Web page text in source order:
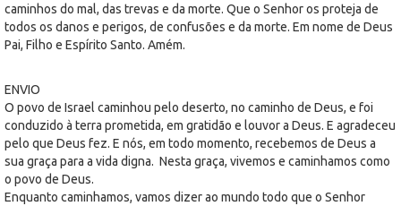
caminhos do mal, das trevas e da morte. Que o Senhor os proteja de
todos os danos e perigos, de confusões e da morte. Em nome de Deus
Pai, Filho e Espírito Santo. Amém.
ENVIO
O povo de Israel caminhou pelo deserto, no caminho de Deus, e foi
conduzido à terra prometida, em gratidão e louvor a Deus. E agradeceu
pelo que Deus fez. E nós, em todo momento, recebemos de Deus a
sua graça para a vida digna. Nesta graça, vivemos e caminhamos como
o povo de Deus.
Enquanto caminhamos, vamos dizer ao mundo todo que o Senhor